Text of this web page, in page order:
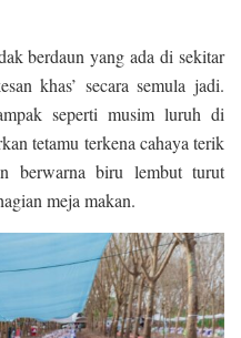
berdaun yang ada di sekitar
khas’ secara semula jadi.
seperti musim luruh di
tetamu terkena cahaya terik
berwarna biru lembut turut
meja makan.